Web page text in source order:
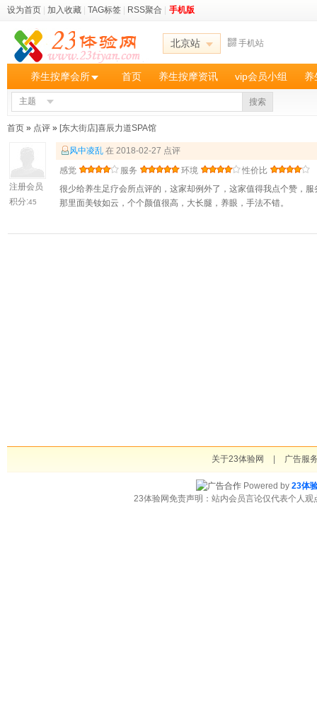
设为首页 加入收藏 TAG标签 RSS聚合 手机版
北京站 手机站
养生按摩会所 首页 养生按摩资讯 vip会员小组 养
主题 搜索
首页 » 点评 » [东大街店]喜辰力道SPA馆
注册会员
积分:45
风中凌乱 在 2018-02-27 点评
感觉
服务 环境
性价比
很少给养生足疗会所点评的，这家却例外了，这家值得我点个赞，
那里面美钕如云，个个颜值很高，大长腿，养眼，手法不错。
关于23体验网 广告服
Powered by 23体
23体验网免责声明：站内会员言论仅代表个人